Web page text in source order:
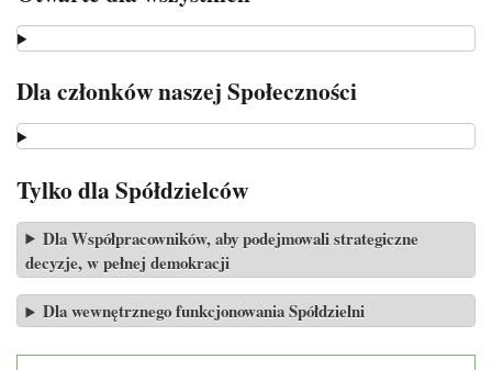
Dla członków naszej Społeczności
Tylko dla Spółdzielców
Dla Współpracowników, aby podejmowali strategiczne
decyzje, w pełnej demokracji
Dla wewnętrznego funkcjonowania Spółdzielni